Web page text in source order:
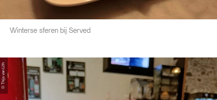
Winterse sferen bij Served
© Thijs van Lith